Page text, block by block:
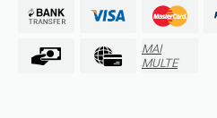
MAI
MULTE